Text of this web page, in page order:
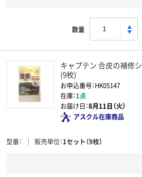
数量
キャプテン 合皮の補修
(9枚)
お申込番号：HK05147
在庫：1点
お届け日：8月11日（火）
アスクル在庫商品
型番 販売単位 1セット（9枚）